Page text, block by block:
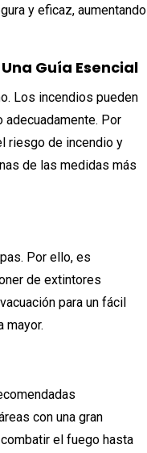
y eficaz, aumentando
Guía Esencial
Los incendios pueden
Por
riesgo de incendio y
de las medidas más
Por ello, es
de extintores
para un fácil
mayor.
con una gran
el fuego hasta